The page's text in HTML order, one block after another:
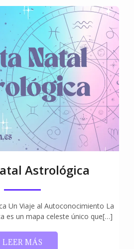
Astrológica
Un Viaje al Autoconocimiento La
es un mapa celeste único que[…]
LEER MÁS